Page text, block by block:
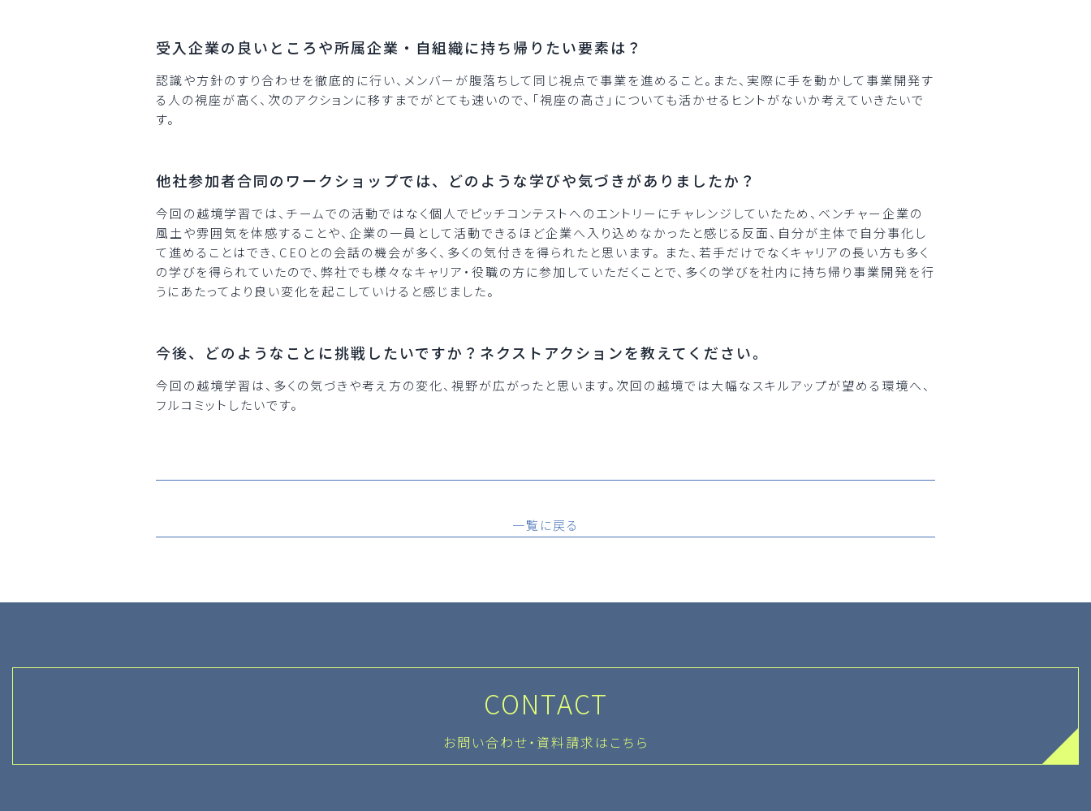
受入企業の良いところや所属企業・自組織に持ち帰りたい要素は？
認識や方針のすり合わせを徹底的に行い、メンバーが腹落ちして同じ視点で事業を進めること。また、実際に手を動かして事業開発す
る人の視座が高く、次のアクションに移すまでがとても速いので、「視座の高さ」についても活かせるヒントがないか考えていきたいで
す。
他社参加者合同のワークショップでは、どのような学びや気づきがありましたか？
今回の越境学習では、チームでの活動ではなく個人でピッチコンテストへのエントリーにチャレンジしていたため、ベンチャー企業の
風土や雰囲気を体感することや、企業の一員として活動できるほど企業へ入り込めなかったと感じる反面、自分が主体で自分事化し
て進めることはでき、CEOとの会話の機会が多く、多くの気付きを得られたと思います。 また、若手だけでなくキャリアの長い方も多く
の学びを得られていたので、弊社でも様々なキャリア・役職の方に参加していただくことで、多くの学びを社内に持ち帰り事業開発を行
うにあたってより良い変化を起こしていけると感じました。
今後、どのようなことに挑戦したいですか？ネクストアクションを教えてください。
今回の越境学習は、多くの気づきや考え方の変化、視野が広がったと思います。次回の越境では大幅なスキルアップが望める環境へ、
フルコミットしたいです。
一覧に戻る
CONTACT
お問い合わせ・資料請求はこちら